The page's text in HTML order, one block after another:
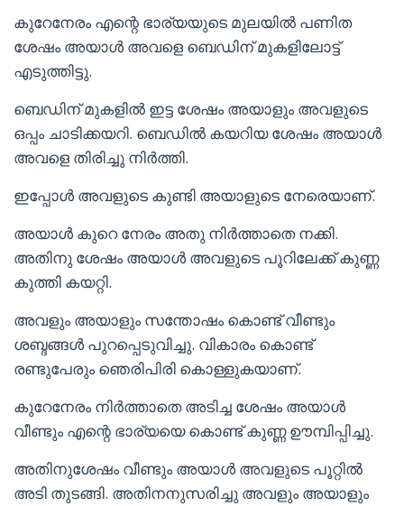
കുറേനേരം എന്റെ ഭാര്യയുടെ മുലയിൽ പണിത
ശേഷം അയാൾ അവളെ ബെഡിന് മുകളിലോട്ട്
എടുത്തിട്ടു.
ബെഡിന് മുകളിൽ ഇട്ട ശേഷം അയാളും അവളുടെ
ഒപ്പം ചാടിക്കയറി. ബെഡിൽ കയറിയ ശേഷം അയാൾ
അവളെ തിരിച്ചു നിർത്തി.
ഇപ്പോൾ അവളുടെ കുണ്ടി അയാളുടെ നേരെയാണ്.
അയാൾ കുറെ നേരം അതു നിർത്താതെ നക്കി.
അതിനു ശേഷം അയാൾ അവളുടെ പൂറിലേക്ക് കുണ്ണ
കുത്തി കയറ്റി.
അവളും അയാളും സന്തോഷം കൊണ്ട് വീണ്ടും
ശബ്ദങ്ങൾ പുറപ്പെടുവിച്ചു. വികാരം കൊണ്ട്
രണ്ടുപേരും ഞെരിപിരി കൊള്ളുകയാണ്.
കുറേനേരം നിർത്താതെ അടിച്ച ശേഷം അയാൾ
വീണ്ടും എന്റെ ഭാര്യയെ കൊണ്ട് കുണ്ണ ഊമ്പിപ്പിച്ചു.
അതിനുശേഷം വീണ്ടും അയാൾ അവളുടെ പൂറ്റിൽ
അടി തുടങ്ങി. അതിനനുസരിച്ചു അവളും അയാളും